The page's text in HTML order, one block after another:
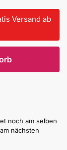
Versand ab
noch am selben
nächsten